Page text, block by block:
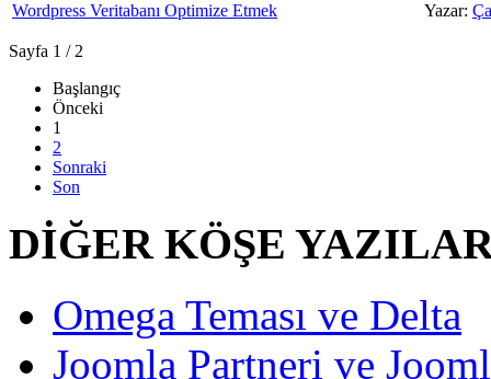
Wordpress Veritabanı Optimize Etmek
Yazar:
Sayfa 1 / 2
Başlangıç
Önceki
1
2
Sonraki
Son
DİĞER KÖŞE
Omega Teması ve Delta
Joomla Partneri ve